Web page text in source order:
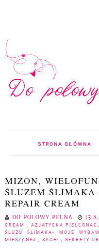
STRONA GŁÓWNA
MIZON,
ŚLUZEM
REPAIR CREAM
DO POŁOWY PEŁNA
CREAM
AZJATYCKA
ŚLUZU ŚLIMAKA- MOJE
MIESZANEJ
SACHI SEKRETY